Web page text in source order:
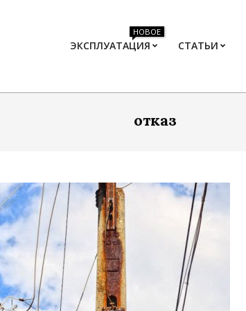
ЭКСПЛУАТАЦИЯ
НОВОЕ
СТАТЬИ
отказ